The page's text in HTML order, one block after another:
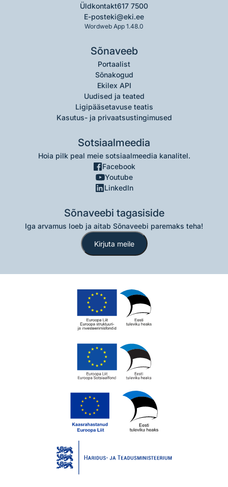
Üldkontakt617 7500
E-posteki@eki.ee
Wordweb App 1.48.0
Sõnaveeb
Portaalist
Sõnakogud
Ekilex API
Uudised ja teated
Ligipääsetavuse teatis
Kasutus- ja privaatsustingimused
Sotsiaalmeedia
Hoia pilk peal meie sotsiaalmeedia kanalitel.
Facebook
Youtube
LinkedIn
Sõnaveebi tagasiside
Iga arvamus loeb ja aitab Sõnaveebi paremaks teha!
Kirjuta meile